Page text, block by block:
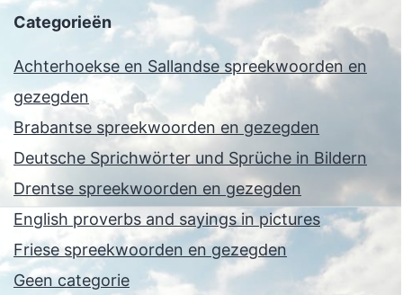
Categorieën
Achterhoekse en Sallandse spreekwoorden en
gezegden
Brabantse spreekwoorden en gezegden
Deutsche Sprichwörter und Sprüche in Bildern
Drentse spreekwoorden en gezegden
English proverbs and sayings in pictures
Friese spreekwoorden en gezegden
Geen categorie